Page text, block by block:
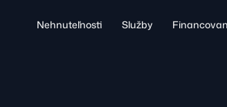
Nehnuteľnosti Služby